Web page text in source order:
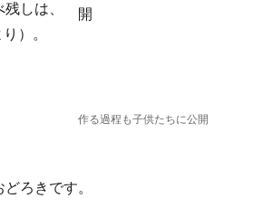
作る過程も子供たちに公開
しは、
）。
ろきです。